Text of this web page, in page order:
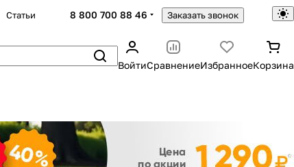
Статьи 8 800 700 88 46 Заказать звонок
ВойтиСравнениеИзбранноеКорзина